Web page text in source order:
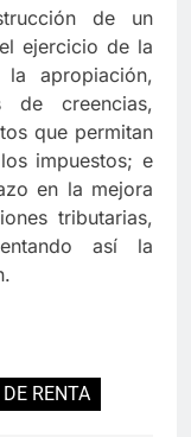
de un
ejercicio de la
la apropiación,
creencias,
que permitan
impuestos; e
en la mejora
tributarias,
así la
RENTA